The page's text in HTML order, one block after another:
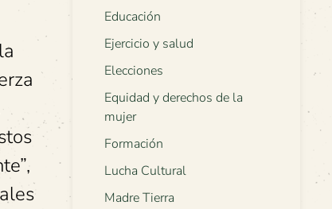
Educación
Ejercicio y salud
Elecciones
Equidad y derechos de la
mujer
Formación
Lucha Cultural
Madre Tierra